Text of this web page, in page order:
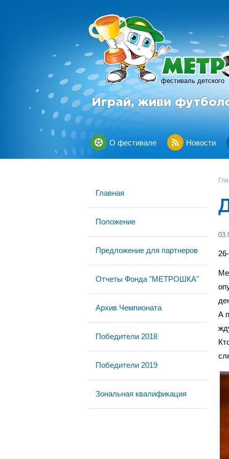
фестиваль детского
Играй, живи
О фестивале Новости
Главная
Положение
Предложение для партнеров
Отчеты Фонда "МЕТРОШКА"
Архив Чемпионата
Победители 2018
Победители 2019
Зональная квалификация
А